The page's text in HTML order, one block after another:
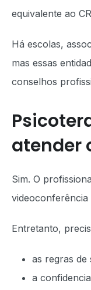
equivalente ao
Há escolas,
mas essas
conselhos
atender
Sim. O
videoconferência
Entretanto,
as regras de
a